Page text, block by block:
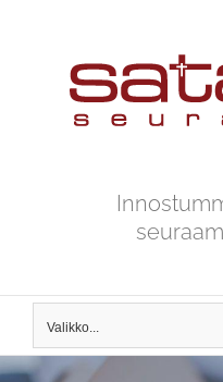
Valikko...